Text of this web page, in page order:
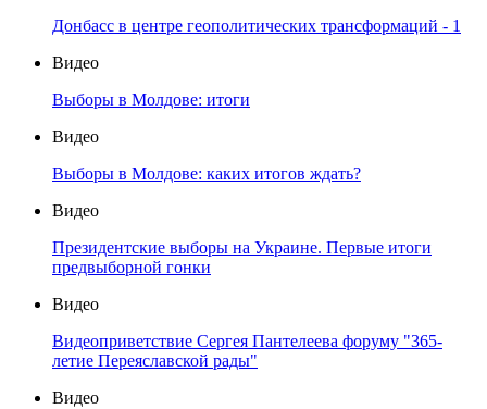
Донбасс в центре геополитических трансформаций - 1
Видео
Выборы в Молдове: итоги
Видео
Выборы в Молдове: каких итогов ждать?
Видео
Президентские выборы на Украине. Первые итоги
предвыборной гонки
Видео
Видеоприветствие Сергея Пантелеева форуму "365-
летие Переяславской рады"
Видео